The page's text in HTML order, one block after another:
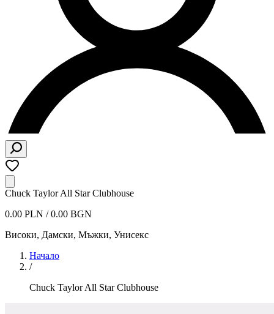
Chuck Taylor All Star Clubhouse
0.00 PLN / 0.00 BGN
Високи, Дамски, Мъжки, Унисекс
Начало
/
Chuck Taylor All Star Clubhouse